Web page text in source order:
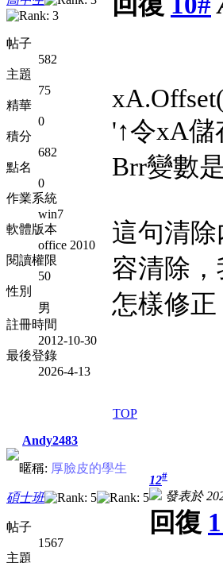
帖子
582
主題
75
精華
0
積分
682
點名
0
作業系統
win7
軟體版本
office 2010
閱讀權限
50
性別
男
註冊時間
2012-10-30
最後登錄
2026-4-13
'↑令xA儲
Brr變數
這句清
容清除
怎樣修正
TOP
Andy2483
暱稱: 厚臉皮的學生
碩士班
帖子
1567
主題
12#
發表於
回復